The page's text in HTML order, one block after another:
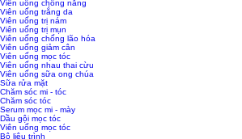
Viên uống chống nắng
Viên uống trắng da
Viên uống trị nám
Viên uống trị mụn
Viên uống chống lão hóa
Viên uống giảm cân
Viên uống mọc tóc
Viên uống nhau thai cừu
Viên uống sữa ong chúa
Sữa rửa mặt
Chăm sóc mi - tóc
Chăm sóc tóc
Serum mọc mi - mày
Dầu gội mọc tóc
Viên uống mọc tóc
Bộ liệu trình